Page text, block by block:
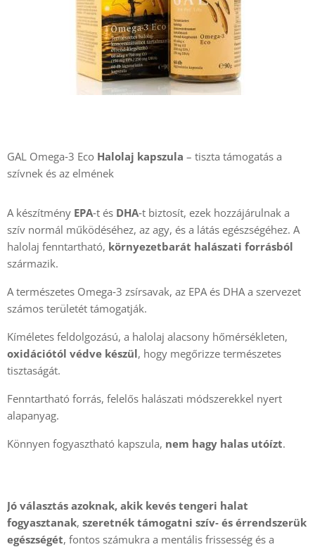
GAL Omega‑3 Eco Halolaj kapszula – tiszta támogatás a
szívnek és az elmének
A készítmény EPA‑t és DHA‑t biztosít, ezek hozzájárulnak a
szív normál működéséhez, az agy, és a látás egészségéhez. A
halolaj fenntartható, környezetbarát halászati forrásból
származik.
A természetes Omega‑3 zsírsavak, az EPA és DHA a szervezet
számos területét támogatják.
Kíméletes feldolgozású, a halolaj alacsony hőmérsékleten,
oxidációtól védve készül, hogy megőrizze természetes
tisztaságát.
Fenntartható forrás, felelős halászati módszerekkel nyert
alapanyag.
Könnyen fogyasztható kapszula, nem hagy halas utóízt.
Jó választás azoknak, akik kevés tengeri halat
fogyasztanak, szeretnék támogatni szív‑ és érrendszerük
egészségét, fontos számukra a mentális frissesség és a